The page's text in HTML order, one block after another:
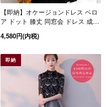
【即納】オケージョンドレス ベロ
ア ドット 膝丈 同窓会 ドレス 成人
式 二次会 服装 20代 袖あり 結婚式
即日発送
4,580円(内税)
即納